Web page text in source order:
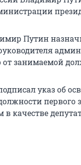
Путин
от занимаемой
указ об
первого
в качестве